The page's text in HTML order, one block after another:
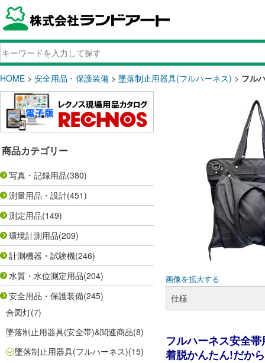
HOME > 安全用品・保護装備 > 墜落制止用器具(フルハーネス) > フル
商品カテゴリー
写真・記録用品(380)
測量用品・設計(451)
測定用品(149)
環境計測用品(209)
計測機器・試験機(246)
水質・水位測定用品(204)
安全用品・保護装備(245)
合図灯(7)
墜落制止用器具(安全帯)&関連商品(8)
墜落制止用器具(フルハーネス)(15)
画像を拡大する
仕様
フルハーネス安全
着脱かんたん!だか